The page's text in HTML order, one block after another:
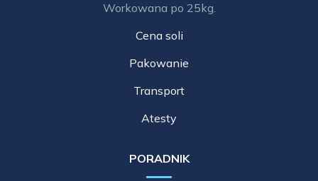
Workowana po 25kg.
Cena soli
Pakowanie
Transport
Atesty
PORADNIK